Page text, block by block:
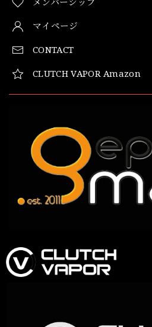
マイページ
CONTACT
CLUTCH VAPOR Amazon